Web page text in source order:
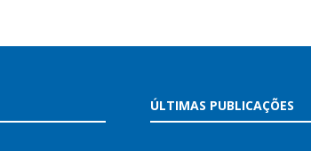
ÚLTIMAS PUBLICAÇÕES